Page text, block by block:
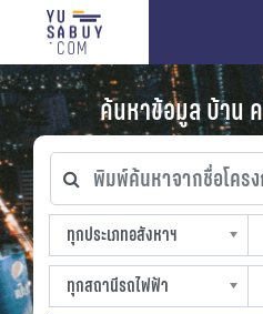
ค้นหาข้อมูล บ้าน
พิมพ์ค้นหาจากชื่อโครงการ
ทุกประเภทอสังหาฯ
ทุกประเภทอสังหาฯ
sproperty
ทุกทำเลที่ตั้ง
ทุกสถานีรถไฟฟ้า
ทุกสถานีรถไฟฟ้า
ทุกช่วงราคา